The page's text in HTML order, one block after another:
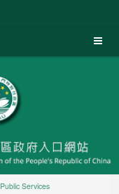
Public Services